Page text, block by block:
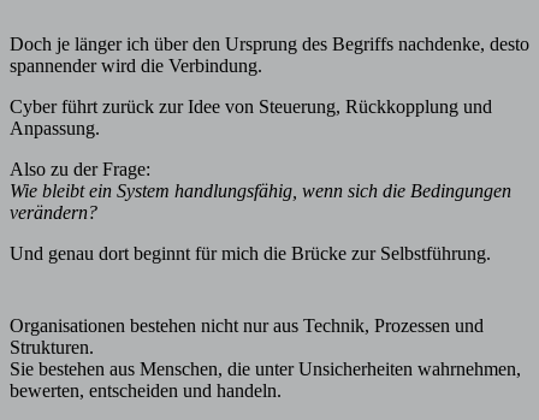
Doch je länger ich über den Ursprung des Begriffs nachdenke, desto
spannender wird die Verbindung.
Cyber führt zurück zur Idee von Steuerung, Rückkopplung und
Anpassung.
Also zu der Frage:
Wie bleibt ein System handlungsfähig, wenn sich die Bedingungen
verändern?
Und genau dort beginnt für mich die Brücke zur Selbstführung.
Organisationen bestehen nicht nur aus Technik, Prozessen und
Strukturen.
Sie bestehen aus Menschen, die unter Unsicherheiten wahrnehmen,
bewerten, entscheiden und handeln.